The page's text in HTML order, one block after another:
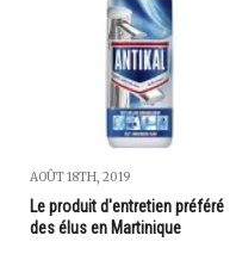
AOÛT 18TH, 2019
Le produit d'entretien préféré
des élus en Martinique